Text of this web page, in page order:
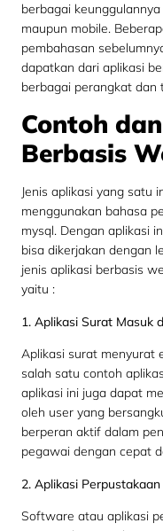
berbagai
maupun mobile.
pembahasan
dapatkan dari aplikasi
berbagai perangkat dan
Contoh
Berbasis
Jenis aplikasi yang satu
menggunakan bahasa
mysql. Dengan aplikasi
bisa dikerjakan dengan
jenis aplikasi berbasis
yaitu :
1. Aplikasi Surat Masuk
Aplikasi surat menyurat
salah satu contoh
aplikasi ini juga dapat
oleh user yang
berperan aktif dalam
pegawai dengan cepat
2. Aplikasi
Software atau aplikasi